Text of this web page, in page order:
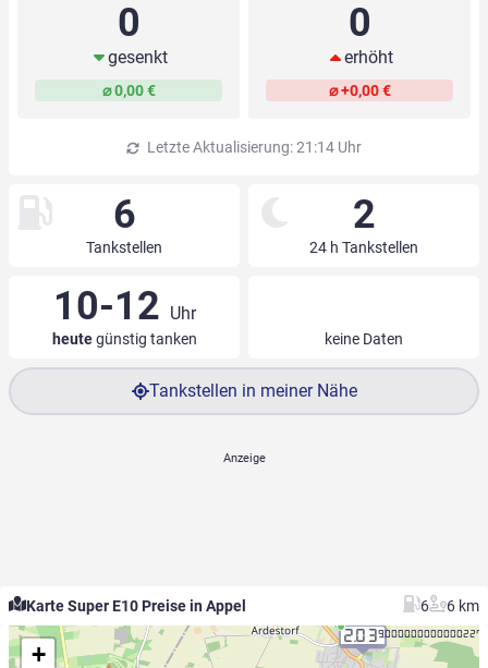
0
gesenkt
⌀ 0,00 €
0
erhöht
⌀ +0,00 €
Letzte Aktualisierung: 21:14 Uhr
6
Tankstellen
2
24 h Tankstellen
10-12 Uhr
heutegünstig tanken keine Daten
Tankstellen in meiner Nähe
Karte Super E10 Preise in Appel 6 6 km
2.039.000000000000227
+